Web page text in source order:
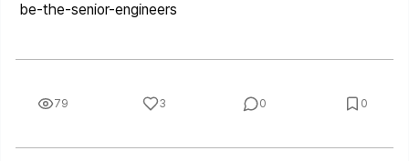
be-the-senior-engineers
79 3 0 0